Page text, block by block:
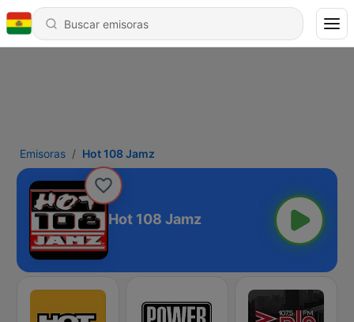
Emisoras Hot 108 Jamz
Hot 108 Jamz